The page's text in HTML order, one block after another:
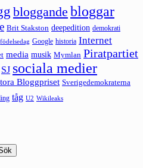
bloggande bloggar
Brit Stakston deepedition demokrati
födelsedag Google historia Internet
media musik Mymlan Piratpartiet
SJ sociala medier
Bloggpriset Sverigedemokraterna
tåg U2 Wikileaks